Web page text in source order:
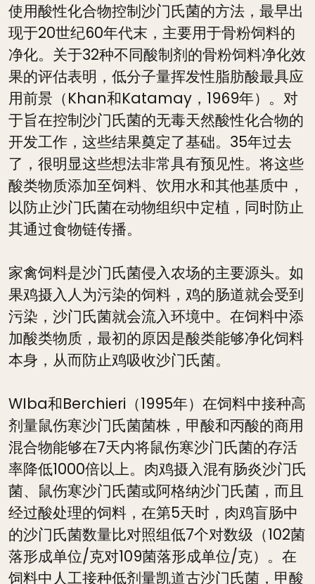
使用酸性化合物控制沙门氏菌的方法，最早出
现于20世纪60年代末，主要用于骨粉饲料的
净化。关于32种不同酸制剂的骨粉饲料净化效
果的评估表明，低分子量挥发性脂肪酸最具应
用前景（Khan和Katamay，1969年）。对
于旨在控制沙门氏菌的无毒天然酸性化合物的
开发工作，这些结果奠定了基础。35年过去
了，很明显这些想法非常具有预见性。将这些
酸类物质添加至饲料、饮用水和其他基质中，
以防止沙门氏菌在动物组织中定植，同时防止
其通过食物链传播。
家禽饲料是沙门氏菌侵入农场的主要源头。如
果鸡摄入人为污染的饲料，鸡的肠道就会受到
污染，沙门氏菌就会流入环境中。在饲料中添
加酸类物质，最初的原因是酸类能够净化饲料
本身，从而防止鸡吸收沙门氏菌。
WIba和Berchieri（1995年）在饲料中接种高
剂量鼠伤寒沙门氏菌菌株，甲酸和丙酸的商用
混合物能够在7天内将鼠伤寒沙门氏菌的存活
率降低1000倍以上。肉鸡摄入混有肠炎沙门氏
菌、鼠伤寒沙门氏菌或阿格纳沙门氏菌，而且
经过酸处理的饲料，在第5天时，肉鸡盲肠中
的沙门氏菌数量比对照组低7个对数级（102菌
落形成单位/克对109菌落形成单位/克）。在
饲料中人工接种低剂量凯道古沙门氏菌，甲酸